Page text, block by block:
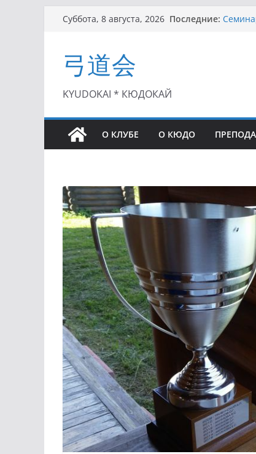
Перейти
Суббота, 8 августа, 2026 Последние:
弓道会
KYUDOKAI * КЮДОКАЙ
О КЛУБЕ О КЮДО